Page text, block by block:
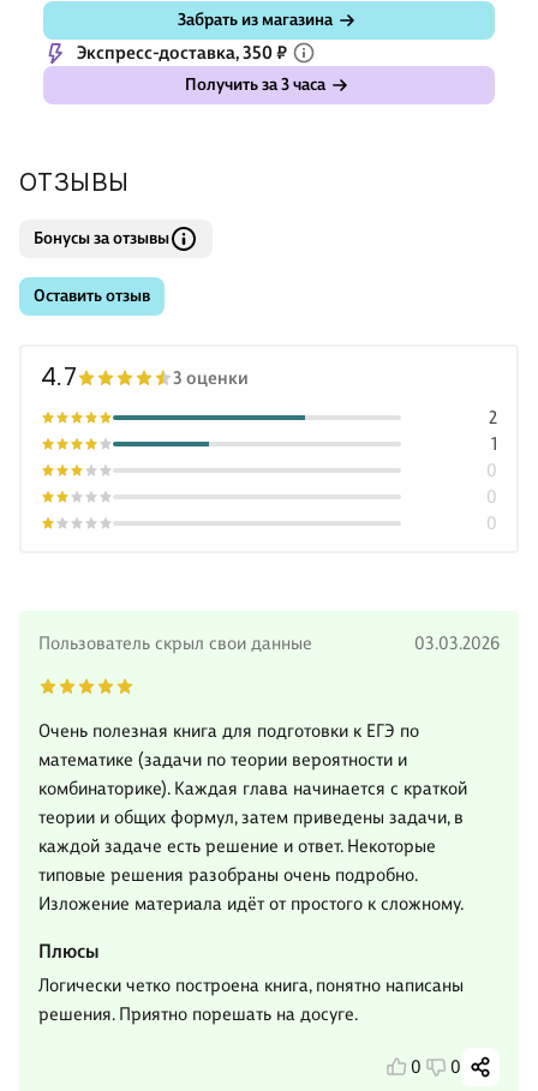
Забрать из магазина
Экспресс-доставка, 350 ₽
Получить за 3 часа
ОТЗЫВЫ
Бонусы за отзывы
Оставить отзыв
4.7 3 оценки
0
0
0
1
2
Пользователь скрыл свои данные 03.03.2026
Очень полезная книга для подготовки к ЕГЭ по
математике (задачи по теории вероятности и
комбинаторике). Каждая глава начинается с краткой
теории и общих формул, затем приведены задачи, в
каждой задаче есть решение и ответ. Некоторые
типовые решения разобраны очень подробно.
Изложение материала идёт от простого к сложному.
Плюсы
Логически четко построена книга, понятно написаны
решения. Приятно порешать на досуге.
0 0